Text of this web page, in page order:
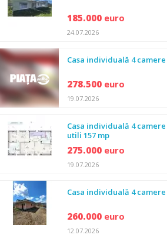
185.000 euro
24.07.2026
Casa individuală 4
278.500 euro
19.07.2026
Casa individuală 4
utili 157 mp
275.000 euro
19.07.2026
Casa individuală 4
260.000 euro
12.07.2026